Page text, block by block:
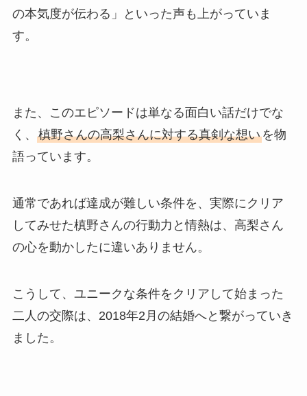
の本気度が伝わる」といった声も上がっていま
す。
また、このエピソードは単なる面白い話だけでな
く、 槙野さんの高梨さんに対する真剣な想いを物
語っています。
通常であれば達成が難しい条件を、実際にクリア
してみせた槙野さんの行動力と情熱は、高梨さん
の心を動かしたに違いありません。
こうして、ユニークな条件をクリアして始まった
二人の交際は、2018年2月の結婚へと繋がっていき
ました。